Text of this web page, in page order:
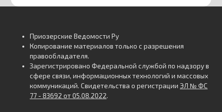
Приозерские Ведомости Ру
Копирование материалов только с разрешения
правообладателя.
Зарегистрировано Федеральной службой по надзору в
сфере связи, информационных технологий и массовых
коммуникаций. Свидетельства о регистрации ЭЛ № ФС
77 - 83692 от 05.08.2022.